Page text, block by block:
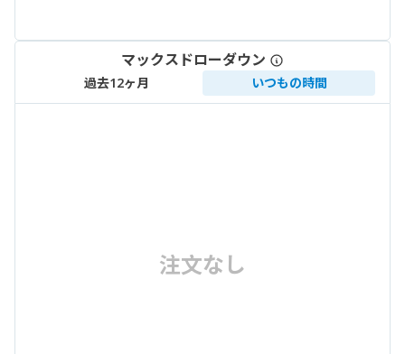
マックスドローダウン
過去12ヶ月 いつもの時間
注文なし